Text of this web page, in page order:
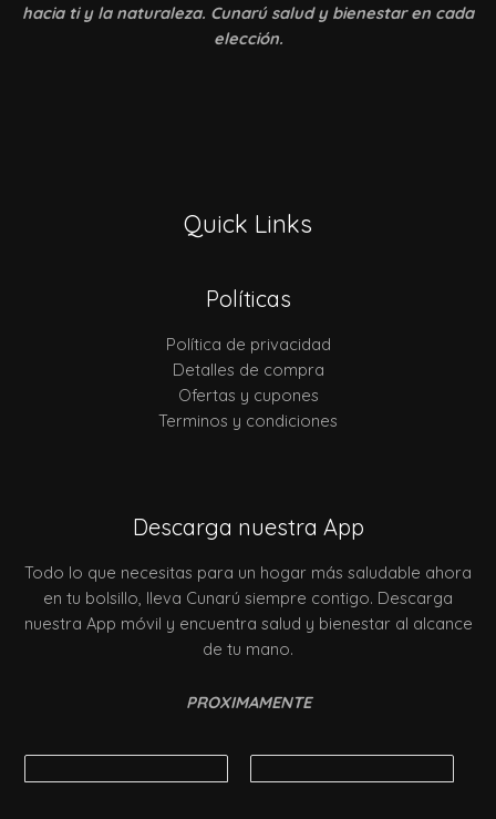
hacia ti y la naturaleza. Cunarú salud y bienestar en cada
elección.
Quick Links
Políticas
Política de privacidad
Detalles de compra
Ofertas y cupones
Terminos y condiciones
Descarga nuestra App
Todo lo que necesitas para un hogar más saludable ahora
en tu bolsillo, lleva Cunarú siempre contigo. Descarga
nuestra App móvil y encuentra salud y bienestar al alcance
de tu mano.
PROXIMAMENTE